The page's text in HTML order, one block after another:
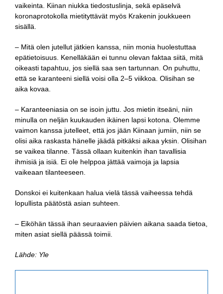
vaikeinta. Kiinan niukka tiedostuslinja, sekä epäselvä
koronaprotokolla mietityttävät myös Krakenin joukkueen
sisällä.
– Mitä olen jutellut jätkien kanssa, niin monia huolestuttaa
epätietoisuus. Kenelläkään ei tunnu olevan faktaa siitä, mitä
oikeasti tapahtuu, jos siellä saa sen tartunnan. On puhuttu,
että se karanteeni siellä voisi olla 2–5 viikkoa. Olisihan se
aika kovaa.
– Karanteeniasia on se isoin juttu. Jos mietin itseäni, niin
minulla on neljän kuukauden ikäinen lapsi kotona. Olemme
vaimon kanssa jutelleet, että jos jään Kiinaan jumiin, niin se
olisi aika raskasta hänelle jäädä pitkäksi aikaa yksin. Olisihan
se vaikea tilanne. Tässä ollaan kuitenkin ihan tavallisia
ihmisiä ja isiä. Ei ole helppoa jättää vaimoja ja lapsia
vaikeaan tilanteeseen.
Donskoi ei kuitenkaan halua vielä tässä vaiheessa tehdä
lopullista päätöstä asian suhteen.
– Eiköhän tässä ihan seuraavien päivien aikana saada tietoa,
miten asiat siellä päässä toimii.
Lähde: Yle